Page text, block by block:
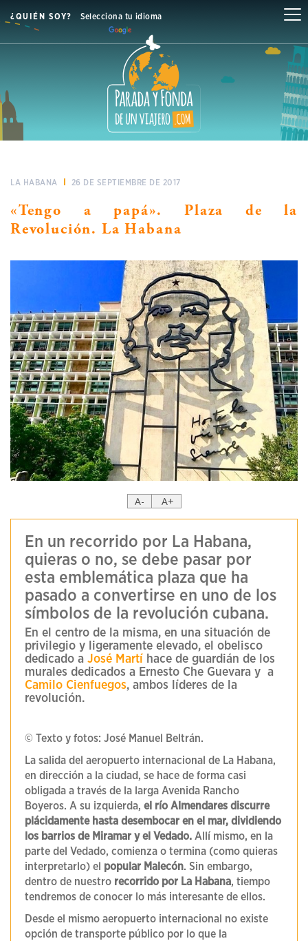
¿QUIÉN SOY? Selecciona tu idioma
LA HABANA 26 DE SEPTIEMBRE DE 2017
«Tengo a papá». Plaza de la
Revolución. La Habana
A- A+
En un recorrido por La Habana,
quieras o no, se debe pasar por
esta emblemática plaza que ha
pasado a convertirse en uno de los
símbolos de la revolución cubana.
En el centro de la misma, en una situación de
privilegio y ligeramente elevado, el obelisco
dedicado a José Martí hace de guardián de los
murales dedicados a Ernesto Che Guevara y a
Camilo Cienfuegos, ambos líderes de la
revolución.
© Texto y fotos: José Manuel Beltrán.
La salida del aeropuerto internacional de La Habana,
en dirección a la ciudad, se hace de forma casi
obligada a través de la larga Avenida Rancho
Boyeros. A su izquierda, el río Almendares discurre
plácidamente hasta desembocar en el mar, dividiendo
los barrios de Miramar y el Vedado. Allí mismo, en la
parte del Vedado, comienza o termina (como quieras
interpretarlo) el popular Malecón. Sin embargo,
dentro de nuestro recorrido por La Habana, tiempo
tendremos de conocer lo más interesante de ellos.
Desde el mismo aeropuerto internacional no existe
opción de transporte público por lo que la